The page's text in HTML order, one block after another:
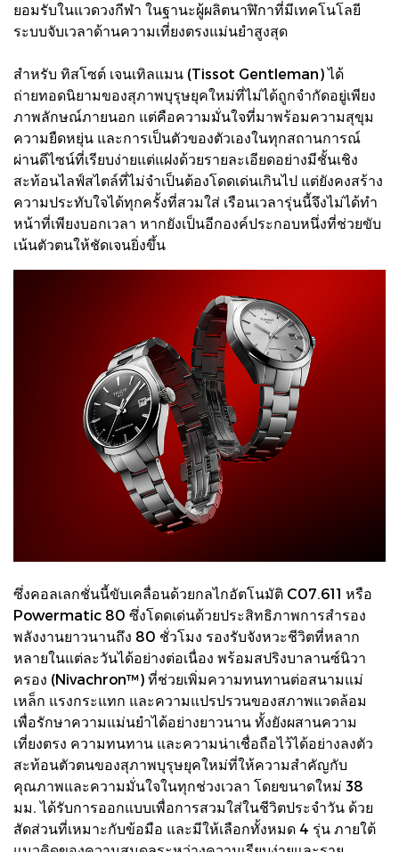
ยอมรับในแวดวงกีฬา ในฐานะผู้ผลิตนาฬิกาที่มีเทคโนโลยี
ระบบจับเวลาด้านความเที่ยงตรงแม่นยำสูงสุด
สำหรับ ทิสโซต์ เจนเทิลแมน (Tissot Gentleman) ได้
ถ่ายทอดนิยามของสุภาพบุรุษยุคใหม่ที่ไม่ได้ถูกจำกัดอยู่เพียง
ภาพลักษณ์ภายนอก แต่คือความมั่นใจที่มาพร้อมความสุขุม
ความยืดหยุ่น และการเป็นตัวของตัวเองในทุกสถานการณ์
ผ่านดีไซน์ที่เรียบง่ายแต่แฝงด้วยรายละเอียดอย่างมีชั้นเชิง
สะท้อนไลฟ์สไตล์ที่ไม่จำเป็นต้องโดดเด่นเกินไป แต่ยังคงสร้าง
ความประทับใจได้ทุกครั้งที่สวมใส่ เรือนเวลารุ่นนี้จึงไม่ได้ทำ
หน้าที่เพียงบอกเวลา หากยังเป็นอีกองค์ประกอบหนึ่งที่ช่วยขับ
เน้นตัวตนให้ชัดเจนยิ่งขึ้น
ซึ่งคอลเลกชั่นนี้ขับเคลื่อนด้วยกลไกอัตโนมัติ C07.611 หรือ
Powermatic 80 ซึ่งโดดเด่นด้วยประสิทธิภาพการสำรอง
พลังงานยาวนานถึง 80 ชั่วโมง รองรับจังหวะชีวิตที่หลาก
หลายในแต่ละวันได้อย่างต่อเนื่อง พร้อมสปริงบาลานซ์นิวา
ครอง (Nivachron™) ที่ช่วยเพิ่มความทนทานต่อสนามแม่
เหล็ก แรงกระแทก และความแปรปรวนของสภาพแวดล้อม
เพื่อรักษาความแม่นยำได้อย่างยาวนาน ทั้งยังผสานความ
เที่ยงตรง ความทนทาน และความน่าเชื่อถือไว้ได้อย่างลงตัว
สะท้อนตัวตนของสุภาพบุรุษยุคใหม่ที่ให้ความสำคัญกับ
คุณภาพและความมั่นใจในทุกช่วงเวลา โดยขนาดใหม่ 38
มม. ได้รับการออกแบบเพื่อการสวมใส่ในชีวิตประจำวัน ด้วย
สัดส่วนที่เหมาะกับข้อมือ และมีให้เลือกทั้งหมด 4 รุ่น ภายใต้